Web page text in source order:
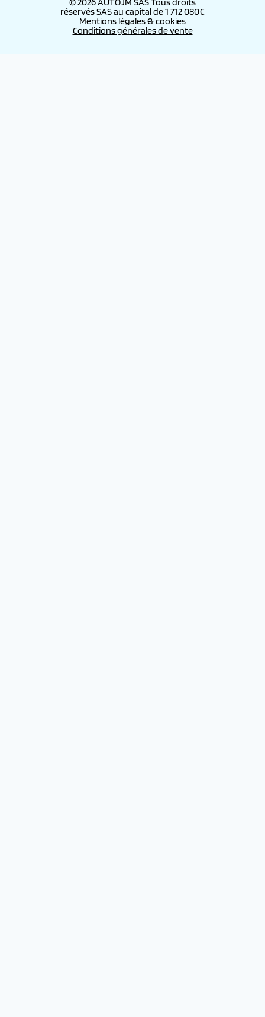
réservés SAS au capital de 1 712 080€
Mentions légales & cookies
Conditions générales de vente